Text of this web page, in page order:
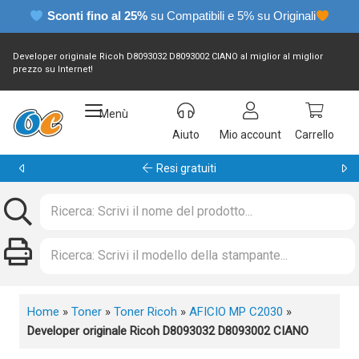
Sconti fino al 25% su Compatibili e 5% su Originali
Developer originale Ricoh D8093032 D8093002 CIANO al miglior al miglior
prezzo su Internet!
Menù
Aiuto
Mio account Carrello
Garanzia 24 mesi
Home » Toner » Toner Ricoh » AFICIO MP C2030 »
Developer originale Ricoh D8093032 D8093002 CIANO